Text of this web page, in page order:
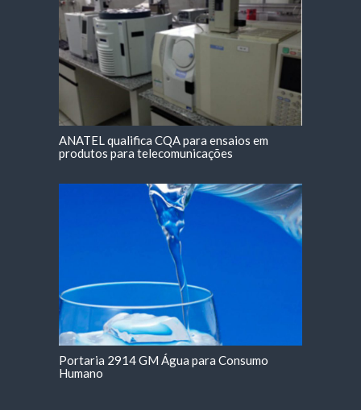
ANATEL qualifica CQA para ensaios em
produtos para telecomunicações
Portaria 2914 GM Água para Consumo
Humano